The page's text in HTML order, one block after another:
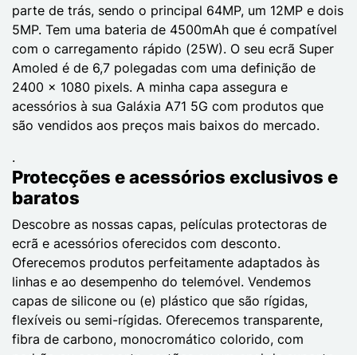
parte de trás, sendo o principal 64MP, um 12MP e dois
5MP. Tem uma bateria de 4500mAh que é compatível
com o carregamento rápido (25W). O seu ecrã Super
Amoled é de 6,7 polegadas com uma definição de
2400 x 1080 pixels. A minha capa assegura e
acessórios à sua Galáxia A71 5G com produtos que
são vendidos aos preços mais baixos do mercado.
.
Protecções e acessórios exclusivos e
baratos
Descobre as nossas capas, películas protectoras de
ecrã e acessórios oferecidos com desconto.
Oferecemos produtos perfeitamente adaptados às
linhas e ao desempenho do telemóvel. Vendemos
capas de silicone ou (e) plástico que são rígidas,
flexíveis ou semi-rígidas. Oferecemos transparente,
fibra de carbono, monocromático colorido, com